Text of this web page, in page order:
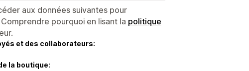
aux données suivantes pour
pourquoi en lisant la politique
et des collaborateurs:
la boutique: